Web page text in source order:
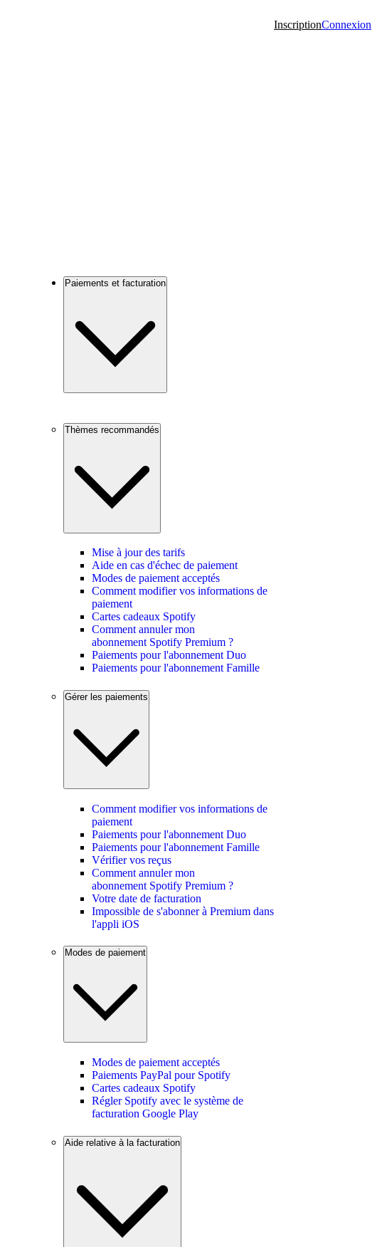
InscriptionConnexion
Paiements et facturation
Thèmes recommandés
Mise à jour des tarifs
Aide en cas d'échec de paiement
Modes de paiement acceptés
Comment modifier vos informations de
paiement
Cartes cadeaux Spotify
Comment annuler mon
abonnement Spotify Premium ?
Paiements pour l'abonnement Duo
Paiements pour l'abonnement Famille
Gérer les paiements
Comment modifier vos informations de
paiement
Paiements pour l'abonnement Duo
Paiements pour l'abonnement Famille
Vérifier vos reçus
Comment annuler mon
abonnement Spotify Premium ?
Votre date de facturation
Impossible de s'abonner à Premium dans
l'appli iOS
Modes de paiement
Modes de paiement acceptés
Paiements PayPal pour Spotify
Cartes cadeaux Spotify
Régler Spotify avec le système de
facturation Google Play
Aide relative à la facturation